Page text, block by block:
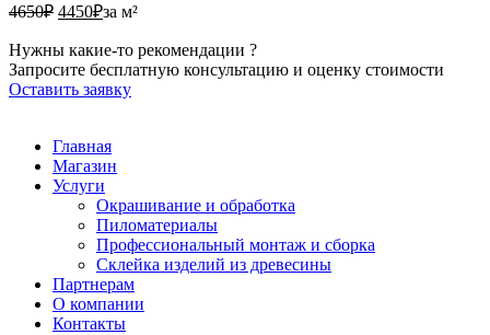
4650₽ 4650₽.
4450₽4450₽.
за м²
Нужны какие-то рекомендации ?
Запросите бесплатную консультацию и оценку стоимости
Оставить заявку
Главная
Магазин
Услуги
Окрашивание и обработка
Пиломатериалы
Профессиональный монтаж и сборка
Склейка изделий из древесины
Партнерам
О компании
Контакты